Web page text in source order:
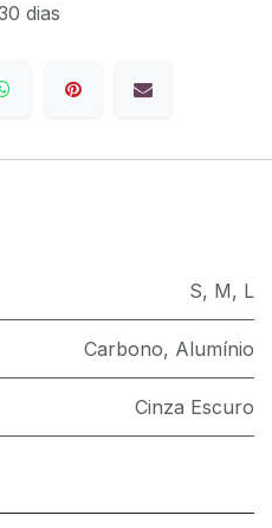
dias
S, M, L
Carbono, Alumínio
Cinza Escuro